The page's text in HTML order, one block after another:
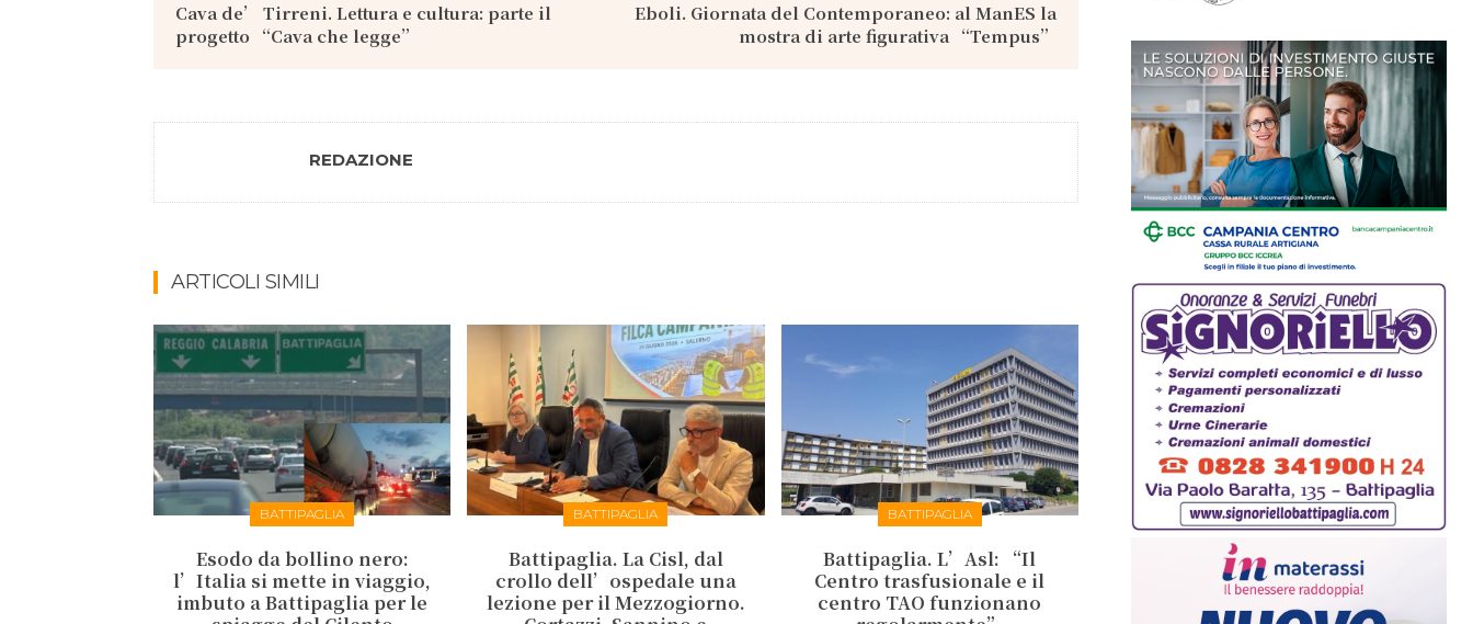
Cava de’ Tirreni. Lettura e cultura: parte il
progetto “Cava che legge”
Eboli. Giornata del Contemporaneo: al ManES la
mostra di arte figurativa “Tempus”
REDAZIONE
ARTICOLI SIMILI
BATTIPAGLIA
Esodo da bollino nero:
l’Italia si mette in viaggio,
imbuto a Battipaglia per le
BATTIPAGLIA
Battipaglia. La Cisl, dal
crollo dell’ospedale una
lezione per il Mezzogiorno.
BATTIPAGLIA
Battipaglia. L’Asl: “Il
Centro trasfusionale e il
centro TAO funzionano